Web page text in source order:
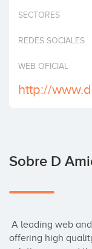
Invertir
SECTORES
REDES SOCIALES
WEB OFICIAL
http://
Sobre D
offering high